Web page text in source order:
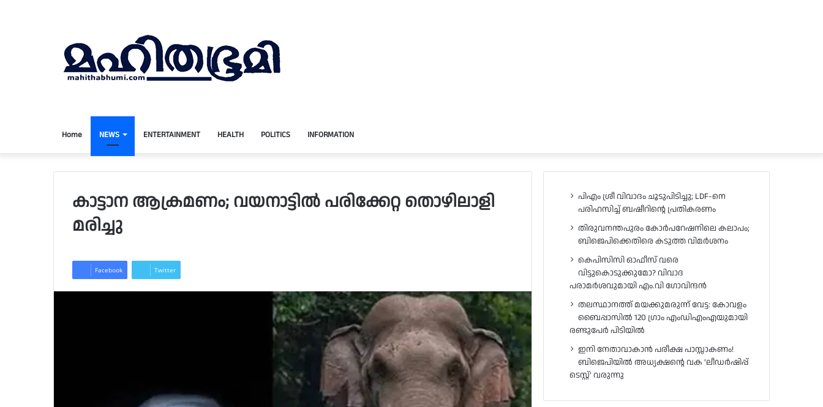
Home NEWS ENTERTAINMENT HEALTH POLITICS INFORMATION
കാട്ടാന ആക്രമണം; വയനാട്ടിൽ പരിക്കേറ്റ തൊഴിലാളി
മരിച്ചു
Facebook Twitter
പിഎം ശ്രീ വിവാദം ചൂടുപിടിച്ചു; LDF-നെ
പരിഹസിച്ച് ബഷീറിന്റെ പ്രതികരണം
തിരുവനന്തപുരം കോർപറേഷനിലെ കലാപം;
ബിജെപിക്കെതിരെ കടുത്ത വിമർശനം
കെപിസിസി ഓഫീസ് വരെ
വിട്ടുകൊടുക്കുമോ? വിവാദ
പരാമർശവുമായി എം.വി ഗോവിന്ദൻ
തലസ്ഥാനത്ത് മയക്കുമരുന്ന് വേട്ട: കോവളം
ബൈപ്പാസിൽ 120 ഗ്രാം എംഡിഎംഎയുമായി
രണ്ടുപേർ പിടിയിൽ
ഇനി നേതാവാകാൻ പരീക്ഷ പാസ്സാകണം!
ബിജെപിയിൽ അധ്യക്ഷന്റെ വക ‘ലീഡർഷിപ്പ്
ടെസ്റ്റ്’ വരുന്നു